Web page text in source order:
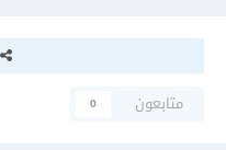
متابعون
0